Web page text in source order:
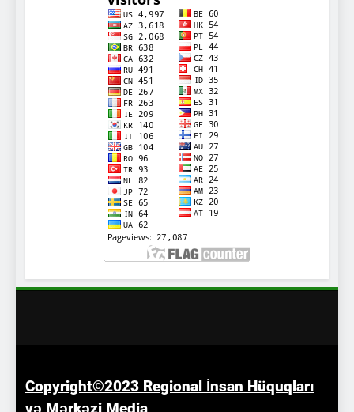
Copyright©2023 Regional İnsan Hüquqları